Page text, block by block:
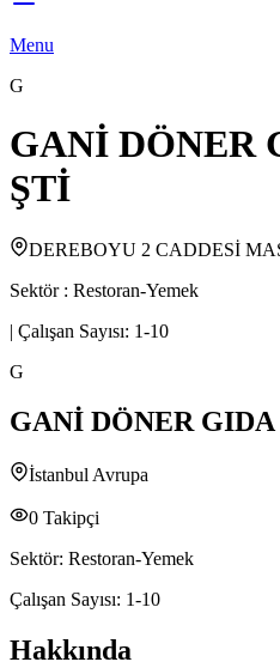
Menu
G
GANİ DÖNER
ŞTİ
DEREBOYU 2 CADDESİ
Sektör : Restoran-Yemek
| Çalışan Sayısı: 1-10
G
GANİ DÖNER
İstanbul Avrupa
0 Takipçi
Sektör: Restoran-Yemek
Çalışan Sayısı: 1-10
Hakkında